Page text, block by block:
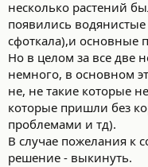
несколько растений
появились
сфоткала),и основные
Но в целом за все две
немного, в основном
не, не такие которые
которые пришли без
проблемами и тд).
В случае пожелания к
решение - выкинуть.